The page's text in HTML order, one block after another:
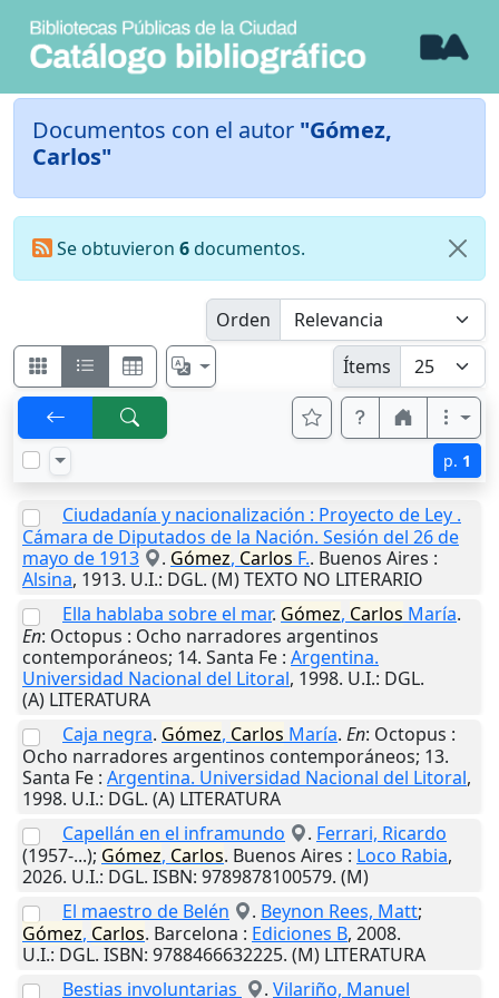
Documentos con el autor "Gómez,
Carlos"
Se obtuvieron 6documentos.
Orden
Ítems
p. 1
Ciudadanía y nacionalización : Proyecto de Ley .
Cámara de Diputados de la Nación. Sesión del 26 de
mayo de 1913
. Gómez, Carlos F.. Buenos Aires :
Alsina, 1913. U.I.: DGL. (M) TEXTO NO LITERARIO
Ella hablaba sobre el mar. Gómez, Carlos María.
En: Octopus : Ocho narradores argentinos
contemporáneos; 14. Santa Fe : Argentina.
Universidad Nacional del Litoral, 1998. U.I.: DGL.
(A) LITERATURA
Caja negra. Gómez, Carlos María. En: Octopus :
Ocho narradores argentinos contemporáneos; 13.
Santa Fe : Argentina. Universidad Nacional del Litoral,
1998. U.I.: DGL. (A) LITERATURA
Capellán en el inframundo
. Ferrari, Ricardo
(1957-...); Gómez, Carlos. Buenos Aires : Loco Rabia,
2026. U.I.: DGL. ISBN: 9789878100579. (M)
El maestro de Belén
. Beynon Rees, Matt;
Gómez, Carlos. Barcelona : Ediciones B, 2008.
U.I.: DGL. ISBN: 9788466632225. (M) LITERATURA
Bestias involuntarias
. Vilariño, Manuel